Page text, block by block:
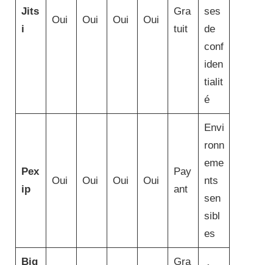
Jits
i
Oui Oui Oui Oui
Gra
tuit
ses
de
conf
iden
tialit
é
Pex
ip
Oui Oui Oui Oui
Pay
ant
Envi
ronn
eme
nts
sen
sibl
es
Big Gra